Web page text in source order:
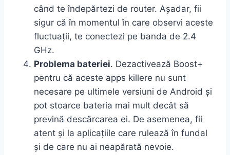
când te îndepărtezi de router. Așadar, fii
sigur că în momentul în care observi aceste
fluctuații, te conectezi pe banda de 2.4
GHz.
Problema bateriei. Dezactivează Boost+
pentru că aceste apps killere nu sunt
necesare pe ultimele versiuni de Android și
pot stoarce bateria mai mult decât să
prevină descărcarea ei. De asemenea, fii
atent și la aplicațiile care rulează în fundal
și de care nu ai neapărată nevoie.